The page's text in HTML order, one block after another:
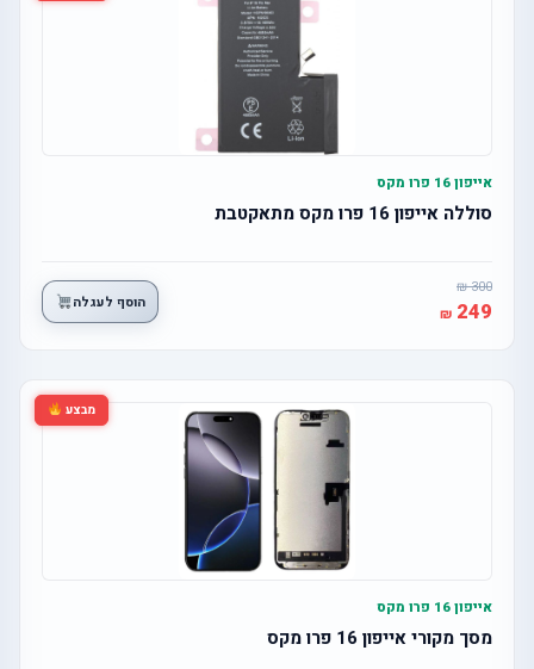
אייפון 16 פרו מקס
סוללה אייפון 16 פרו מקס מתאקטבת
300
249 הוסף לעגלה
מבצע
אייפון 16 פרו מקס
מסך מקורי אייפון 16 פרו מקס